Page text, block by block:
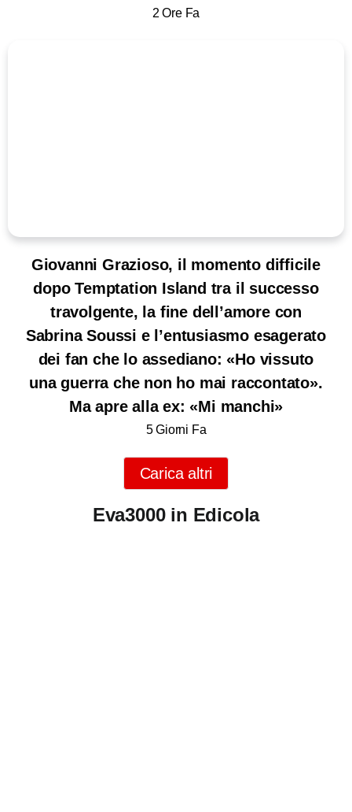
2 Ore Fa
Giovanni Grazioso, il momento difficile
dopo Temptation Island tra il successo
travolgente, la fine dell’amore con
Sabrina Soussi e l’entusiasmo esagerato
dei fan che lo assediano: «Ho vissuto
una guerra che non ho mai raccontato».
Ma apre alla ex: «Mi manchi»
5 Giorni Fa
Carica altri
Eva3000 in Edicola